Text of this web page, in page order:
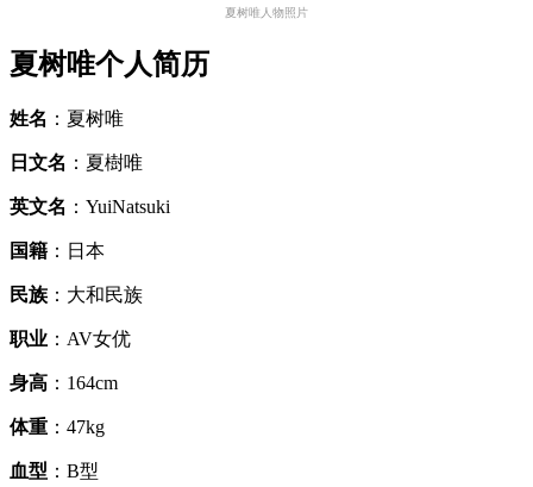
夏树唯人物照片
夏树唯个人简历
姓名 ：夏树唯
日文名 ：夏樹唯
英文名 ：YuiNatsuki
国籍 ：日本
民族 ：大和民族
职业 ：AV女优
身高 ：164cm
体重 ：47kg
血型 ：B型